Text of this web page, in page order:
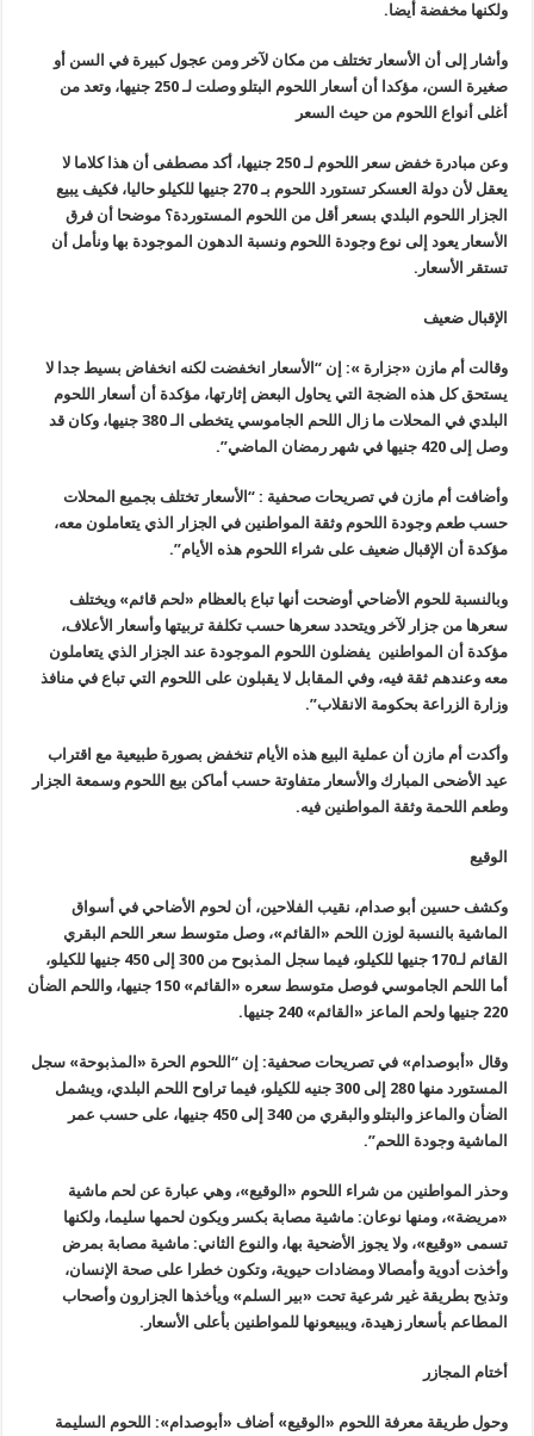
ولكنها مخفضة أيضا.
وأشار إلى أن الأسعار تختلف من مكان لآخر ومن عجول كبيرة في السن أو
صغيرة السن، مؤكدا أن أسعار اللحوم البتلو وصلت لـ 250 جنيها، وتعد من
أغلى أنواع اللحوم من حيث السعر
وعن مبادرة خفض سعر اللحوم لـ 250 جنيها، أكد مصطفى أن هذا كلاما لا
يعقل لأن دولة العسكر تستورد اللحوم بـ 270 جنيها للكيلو حاليا، فكيف يبيع
الجزار اللحوم البلدي بسعر أقل من اللحوم المستوردة؟ موضحا أن فرق
الأسعار يعود إلى نوع وجودة اللحوم ونسبة الدهون الموجودة بها ونأمل أن
تستقر الأسعار.
الإقبال ضعيف
وقالت أم مازن «جزارة »: إن “الأسعار انخفضت لكنه انخفاض بسيط جدا لا
يستحق كل هذه الضجة التي يحاول البعض إثارتها، مؤكدة أن أسعار اللحوم
البلدي في المحلات ما زال اللحم الجاموسي يتخطى الـ 380 جنيها، وكان قد
وصل إلى 420 جنيها في شهر رمضان الماضي”.
وأضافت أم مازن في تصريحات صحفية : “الأسعار تختلف بجميع المحلات
حسب طعم وجودة اللحوم وثقة المواطنين في الجزار الذي يتعاملون معه،
مؤكدة أن الإقبال ضعيف على شراء اللحوم هذه الأيام”.
وبالنسبة للحوم الأضاحي أوضحت أنها تباع بالعظام «لحم قائم» ويختلف
سعرها من جزار لآخر ويتحدد سعرها حسب تكلفة تربيتها وأسعار الأعلاف،
مؤكدة أن المواطنين يفضلون اللحوم الموجودة عند الجزار الذي يتعاملون
معه وعندهم ثقة فيه، وفي المقابل لا يقبلون على اللحوم التي تباع في منافذ
وزارة الزراعة بحكومة الانقلاب”.
وأكدت أم مازن أن عملية البيع هذه الأيام تنخفض بصورة طبيعية مع اقتراب
عيد الأضحى المبارك والأسعار متفاوتة حسب أماكن بيع اللحوم وسمعة الجزار
وطعم اللحمة وثقة المواطنين فيه.
الوقيع
وكشف حسين أبو صدام، نقيب الفلاحين، أن لحوم الأضاحي في أسواق
الماشية بالنسبة لوزن اللحم «القائم»، وصل متوسط سعر اللحم البقري
القائم لـ170 جنيها للكيلو، فيما سجل المذبوح من 300 إلى 450 جنيها للكيلو،
أما اللحم الجاموسي فوصل متوسط سعره «القائم» 150 جنيها، واللحم الضأن
220 جنيها ولحم الماعز «القائم» 240 جنيها.
وقال «أبوصدام» في تصريحات صحفية: إن “اللحوم الحرة «المذبوحة» سجل
المستورد منها 280 إلى 300 جنيه للكيلو، فيما تراوح اللحم البلدي، ويشمل
الضأن والماعز والبتلو والبقري من 340 إلى 450 جنيها، على حسب عمر
الماشية وجودة اللحم”.
وحذر المواطنين من شراء اللحوم «الوقيع»، وهي عبارة عن لحم ماشية
«مريضة»، ومنها نوعان: ماشية مصابة بكسر ويكون لحمها سليما، ولكنها
تسمى «وقيع»، ولا يجوز الأضحية بها، والنوع الثاني: ماشية مصابة بمرض
وأخذت أدوية وأمصالا ومضادات حيوية، وتكون خطرا على صحة الإنسان،
وتذبح بطريقة غير شرعية تحت «بير السلم» ويأخذها الجزارون وأصحاب
المطاعم بأسعار زهيدة، ويبيعونها للمواطنين بأعلى الأسعار.
أختام المجازر
وحول طريقة معرفة اللحوم «الوقيع» أضاف «أبوصدام»: اللحوم السليمة